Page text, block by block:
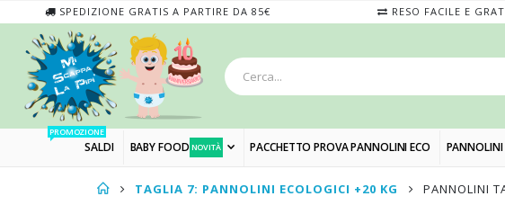
SPEDIZIONE GRATIS A PARTIRE DA 85€ RESO FACILE E
SALDI
PROMOZIONE
BABY FOOD NOVITÀ PACCHETTO PROVA PANNOLINI ECO PANNOLINI
TAGLIA 7: PANNOLINI ECOLOGICI +20 KG PANNOLINI